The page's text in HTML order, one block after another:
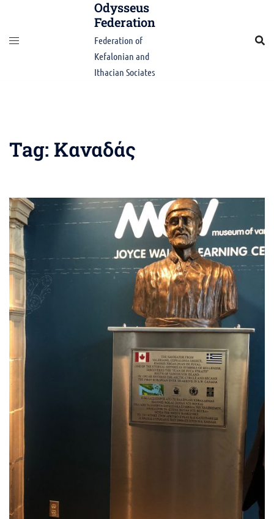
content
Odysseus
Federation
Federation of
Kefalonian and
Ithacian Sociates
Tag: Καναδάς